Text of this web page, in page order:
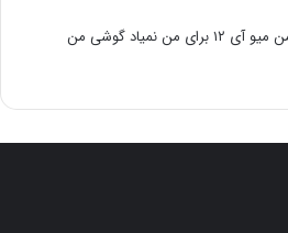
سلام چرا برای من میو آی ۱۲ برای من نمیاد گوشی من